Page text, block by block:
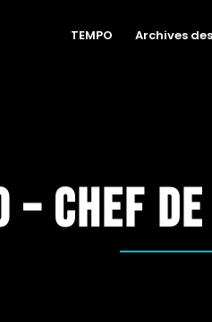
TEMPO Archives
Chef